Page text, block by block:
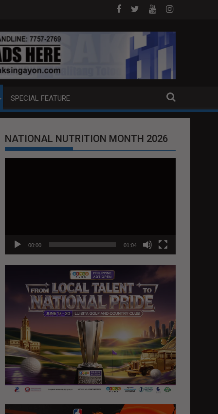
ANG EXTRADITION REQUEST NG U.S. LABAN KAY QUIBOLOY
MAHIGIT P21-M HALAGANG SMUGGLED
SPECIAL FEATURE
NATIONAL NUTRITION MONTH 2026
00:00 01:04